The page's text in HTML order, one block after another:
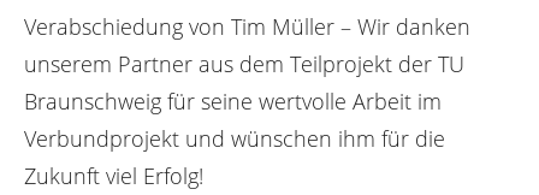
r
:
Verabschiedung von Tim Müller – Wir danken
unserem Partner aus dem Teilprojekt der TU
Braunschweig für seine wertvolle Arbeit im
Verbundprojekt und wünschen ihm für die
Zukunft viel Erfolg!